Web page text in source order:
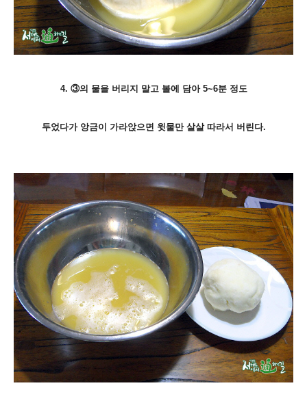
4. ③의 물을 버리지 말고 볼에 담아 5~6분 정도
두었다가 앙금이 가라앉으면 윗물만 살살 따라서 버린다.